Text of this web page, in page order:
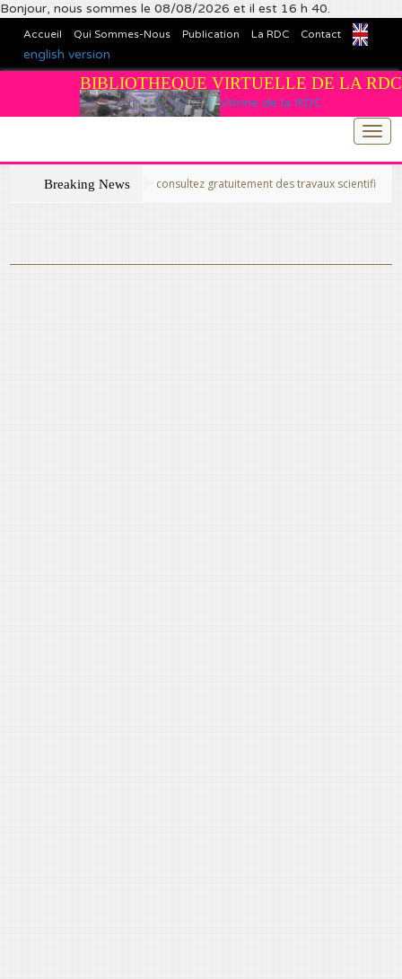
Bonjour, nous sommes le 08/08/2026 et il est 16 h 40.
Accueil Qui Sommes-Nous Publication La RDC Contact
english version
Vitrine de la RDC
BIBLIOTHEQUE VIRTUELLE DE LA RDC
Breaking News
>>Publiez et consultez gratuitement des travaux scientifiques fins